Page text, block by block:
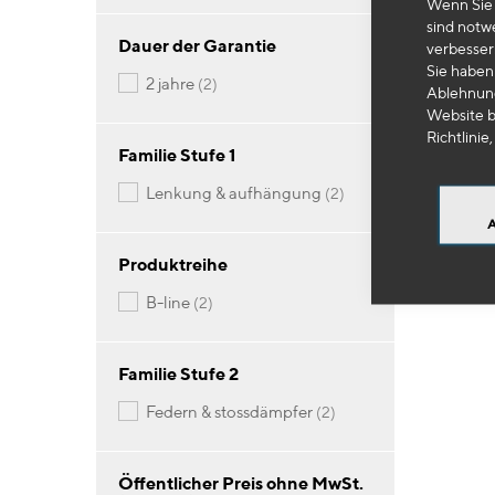
Wenn
sind
Sie
Website
Richtlinie,
54
Dauer der Garantie
2 jahre 2Artikel
Familie Stufe 1
lenkung & aufhängung 2Artikel
Produktreihe
b-line 2Artikel
Familie Stufe 2
federn & stossdämpfer 2Artikel
Öffentlicher Preis ohne MwSt.